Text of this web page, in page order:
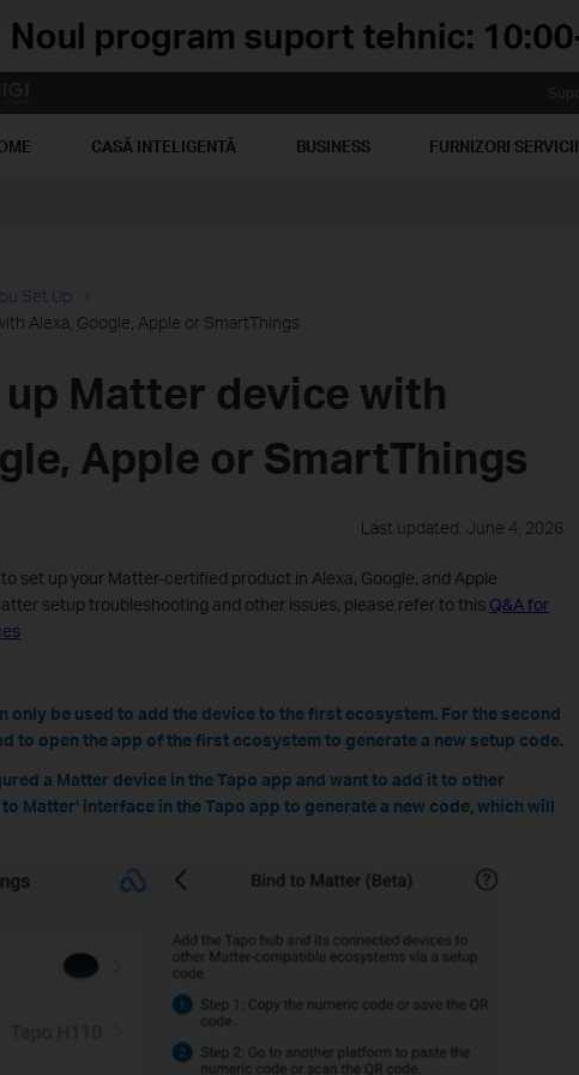
CASĂ INTELIGENTĂ BUSINESS FURNIZORI SERVICII
Set Up
Alexa, Google, Apple or SmartThings
Matter device with
Apple or SmartThings
Last updated: June 4, 2026
set up your Matter-certified product in Alexa, Google, and Apple
setup troubleshooting and other issues, please refer to this Q&A for
only be used to add the device to the first ecosystem. For the second
to open the app of the first ecosystem to generate a new setup code.
a Matter device in the Tapo app and want to add it to other
Matter' interface in the Tapo app to generate a new code, which will